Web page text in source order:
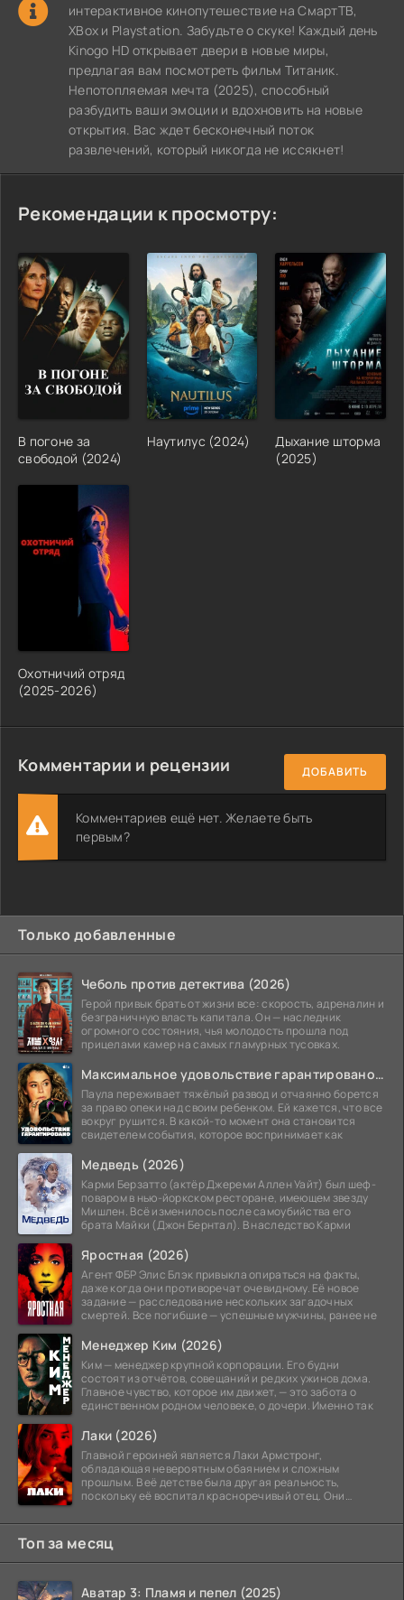
интерактивное кинопутешествие на СмартТВ,
XBox и Playstation. Забудьте о скуке! Каждый день
Kinogo HD открывает двери в новые миры,
предлагая вам посмотреть фильм Титаник.
Непотопляемая мечта (2025), способный
разбудить ваши эмоции и вдохновить на новые
открытия. Вас ждет бесконечный поток
развлечений, который никогда не иссякнет!
Рекомендации к просмотру:
В погоне за
свободой (2024)
Наутилус (2024)
Дыхание шторма
(2025)
Охотничий отряд
(2025-2026)
Комментарии и рецензии ДОБАВИТЬ
Комментариев ещё нет. Желаете быть
первым?
Только добавленные
Чеболь против детектива (2026)
Герой привык брать от жизни все: скорость, адреналин и
безграничную власть капитала. Он — наследник
огромного состояния, чья молодость прошла под
прицелами камер на самых гламурных тусовках.
Максимальное удовольствие гарантировано (2026)
Паула переживает тяжёлый развод и отчаянно борется
за право опеки над своим ребенком. Ей кажется, что все
вокруг рушится. В какой-то момент она становится
свидетелем события, которое воспринимает как
Медведь (2026)
Карми Берзатто (актёр Джереми Аллен Уайт) был шеф-
поваром в нью-йоркском ресторане, имеющем звезду
Мишлен. Всё изменилось после самоубийства его
брата Майки (Джон Бернтал). В наследство Карми
Яростная (2026)
Агент ФБР Элис Блэк привыкла опираться на факты,
даже когда они противоречат очевидному. Её новое
задание — расследование нескольких загадочных
смертей. Все погибшие — успешные мужчины, ранее не
Менеджер Ким (2026)
Ким — менеджер крупной корпорации. Его будни
состоят из отчётов, совещаний и редких ужинов дома.
Главное чувство, которое им движет, — это забота о
единственном родном человеке, о дочери. Именно так
Лаки (2026)
Главной героиней является Лаки Армстронг,
обладающая невероятным обаянием и сложным
прошлым. В её детстве была другая реальность,
поскольку её воспитал красноречивый отец. Они
Топ за месяц
Аватар 3: Пламя и пепел (2025)